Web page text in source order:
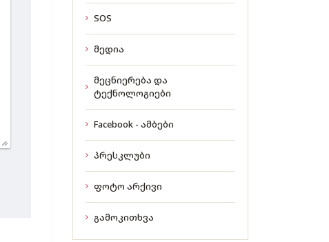
SOS
მედია
მეცნიერება და
ტექნოლოგიები
Facebook - ამბები
პრესკლუბი
ფოტო არქივი
გამოკითხვა